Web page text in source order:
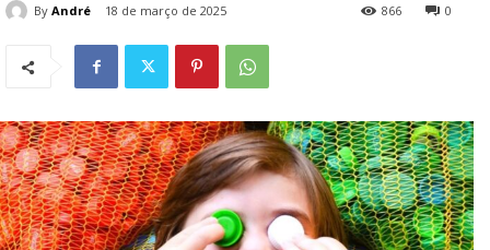
By André 18 de março de 2025 0
866